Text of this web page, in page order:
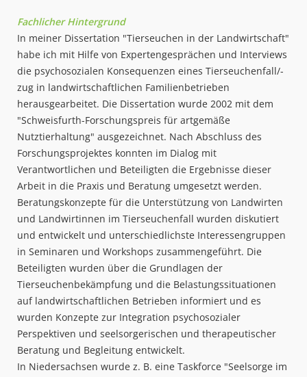
Fachlicher Hintergrund
In meiner Dissertation "Tierseuchen in der Landwirtschaft"
habe ich mit Hilfe von Expertengesprächen und Interviews
die psychosozialen Konsequenzen eines Tierseuchenfall/-
zug in landwirtschaftlichen Familienbetrieben
herausgearbeitet. Die Dissertation wurde 2002 mit dem
"Schweisfurth-Forschungspreis für artgemäße
Nutztierhaltung" ausgezeichnet. Nach Abschluss des
Forschungsprojektes konnten im Dialog mit
Verantwortlichen und Beteiligten die Ergebnisse dieser
Arbeit in die Praxis und Beratung umgesetzt werden.
Beratungskonzepte für die Unterstützung von Landwirten
und Landwirtinnen im Tierseuchenfall wurden diskutiert
und entwickelt und unterschiedlichste Interessengruppen
in Seminaren und Workshops zusammengeführt. Die
Beteiligten wurden über die Grundlagen der
Tierseuchenbekämpfung und die Belastungssituationen
auf landwirtschaftlichen Betrieben informiert und es
wurden Konzepte zur Integration psychosozialer
Perspektiven und seelsorgerischen und therapeutischer
Beratung und Begleitung entwickelt.
In Niedersachsen wurde z. B. eine Taskforce "Seelsorge im